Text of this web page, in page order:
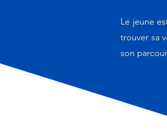
Le jeune
trouver sa
son